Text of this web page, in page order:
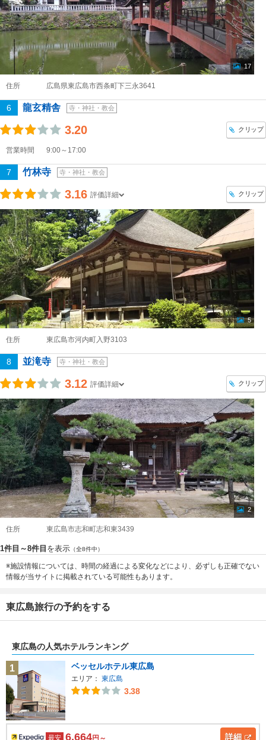
17
住所 広島県東広島市西条町下三永3641
6 龍玄精舎 寺・神社・教会
3.20 クリップ
営業時間 9:00～17:00
7 竹林寺 寺・神社・教会
3.16 評価詳細 クリップ
5
住所 東広島市河内町入野3103
8 並滝寺 寺・神社・教会
3.12 評価詳細 クリップ
2
住所 東広島市志和町志和東3439
1件目～8件目 を表示 （全8件中）
※施設情報については、時間の経過による変化などにより、必ずしも正確でない
情報が当サイトに掲載されている可能性もあります。
東広島旅行の予約をする
東広島の人気ホテルランキング
1 ベッセルホテル東広島
エリア： 東広島
3.38
最安 6,664円～ 詳細